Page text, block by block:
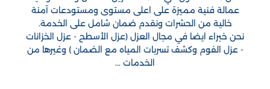
عمالة فنية مميزة على اعلى مستوى ومستودعات آمنة
خالية من الحشرات ونقدم ضمان شامل على الخدمة.
نحن خبراء ايضا في مجال العزل (عزل الأسطح - عزل الخزانات
- عزل الفوم وكشف تسربات المياه مع الضمان ) وغيرها من
الخدمات ...